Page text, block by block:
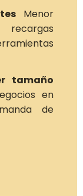
Menor
tamaño
en
de